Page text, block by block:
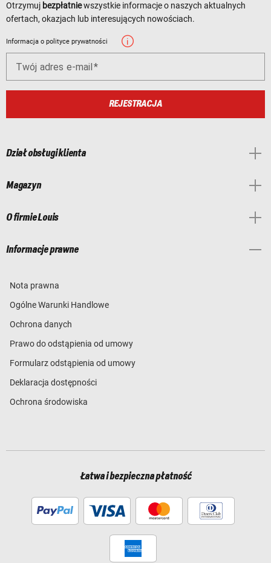
Otrzymuj bezpłatniewszystkie informacje o naszych aktualnych
ofertach, okazjach lub interesujących nowościach.
Informacja o polityce prywatności
Twój adres e-mail
REJESTRACJA
Dział obsługi klienta
Magazyn
O firmie Louis
Informacje prawne
Nota prawna
Ogólne Warunki Handlowe
Ochrona danych
Prawo do odstąpienia od umowy
Formularz odstąpienia od umowy
Deklaracja dostępności
Ochrona środowiska
Łatwa i bezpieczna płatność